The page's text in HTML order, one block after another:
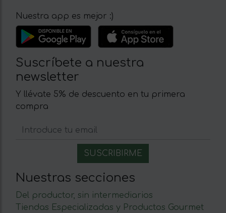
Nuestra app es mejor :)
Suscríbete a nuestra
newsletter
Y llévate 5% de descuento en tu primera
compra
Nuestras secciones
Del productor, sin intermediarios
Tiendas Especializadas y Productos Gourmet